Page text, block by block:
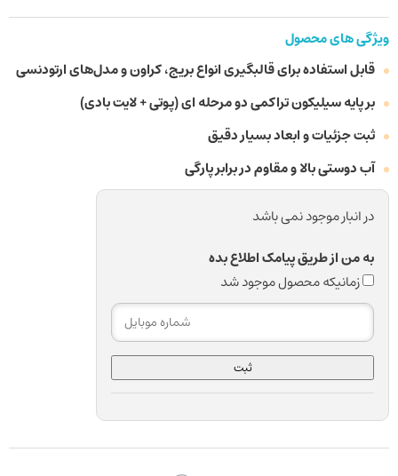
ویژگی های محصول
قابل استفاده برای قالبگیری انواع بریج، کراون و مدل‌های ارتودنسی
بر پایه سیلیکون تراکمی دو مرحله ای (پوتی + لایت بادی)
ثبت جزئیات و ابعاد بسیار دقیق
آب دوستی بالا و مقاوم در برابر پارگی
در انبار موجود نمی باشد
به من از طریق پیامک اطلاع بده
زمانیکه محصول موجود شد
ثبت